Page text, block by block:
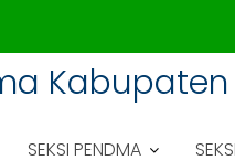
SEKSI PENDMA